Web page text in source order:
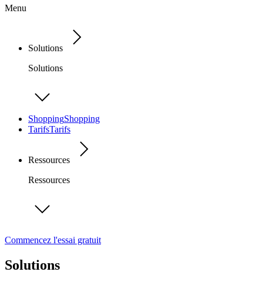
Menu
Solutions
Solutions
ShoppingShopping
TarifsTarifs
Ressources
Ressources
Commencez l'essai gratuit
Solutions